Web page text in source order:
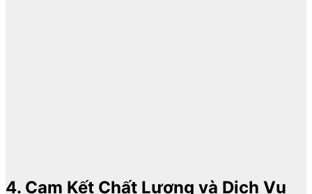
4. Cam Kết Chất Lượng và Dịch Vụ